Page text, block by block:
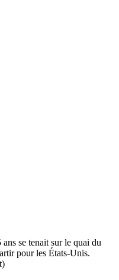
se tenait sur le quai du
pour les États-Unis.